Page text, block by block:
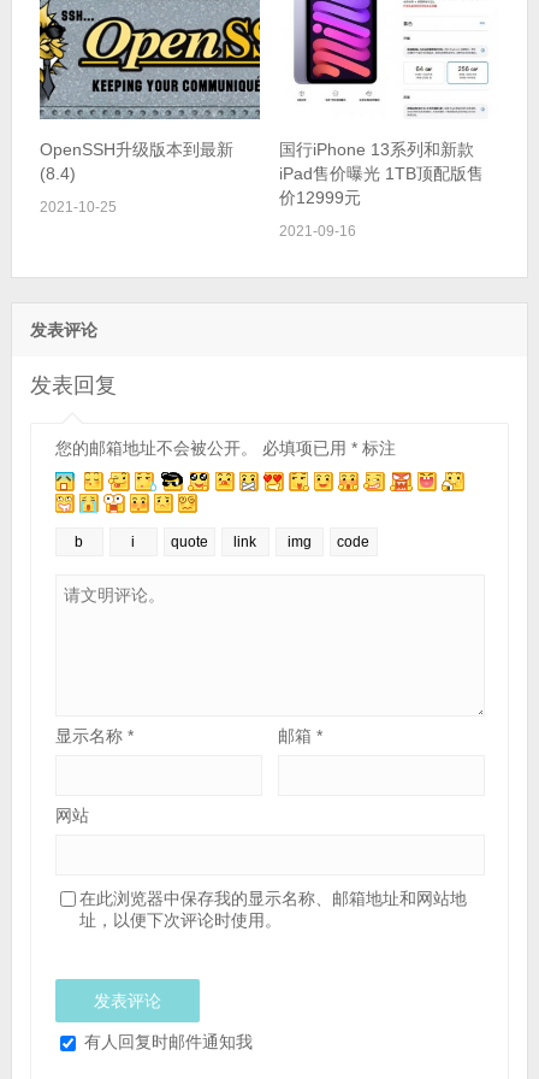
OpenSSH升级版本到最新
(8.4)
2021-10-25
国行iPhone 13系列和新款
iPad售价曝光 1TB顶配版售
价12999元
2021-09-16
发表评论
发表回复
您的邮箱地址不会被公开。 必填项已用 *标注
显示名称 * 邮箱*
网站
在此浏览器中保存我的显示名称、邮箱地址和网站地
址，以便下次评论时使用。
有人回复时邮件通知我